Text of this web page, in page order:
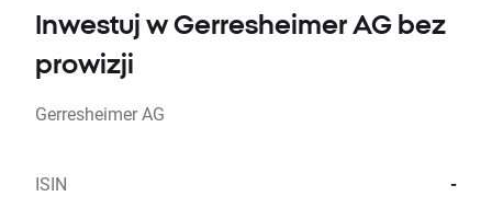
Inwestuj w Gerresheimer AG bez
prowizji
Gerresheimer AG
ISIN -